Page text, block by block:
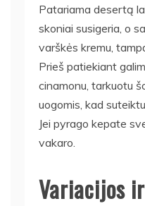
Patariama desertą
skoniai susigeria, o
varškės kremu,
Prieš patiekiant
cinamonu, tarkuotu
uogomis, kad
Jei pyrago kepate
vakaro.
Variacijos